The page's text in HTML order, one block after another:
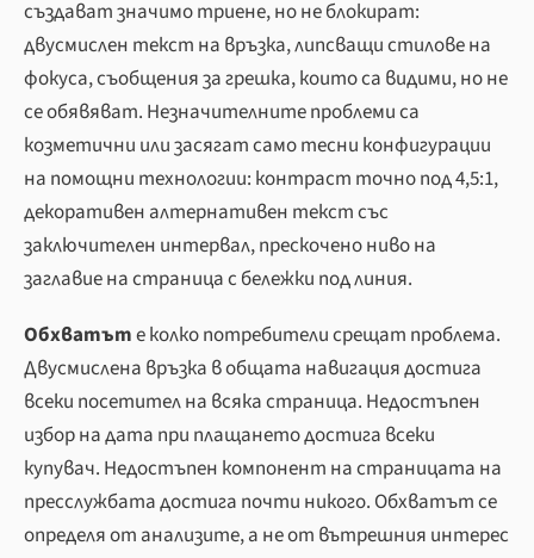
създават значимо триене, но не блокират:
двусмислен текст на връзка, липсващи стилове на
фокуса, съобщения за грешка, които са видими, но не
се обявяват. Незначителните проблеми са
козметични или засягат само тесни конфигурации
на помощни технологии: контраст точно под 4,5:1,
декоративен алтернативен текст със
заключителен интервал, прескочено ниво на
заглавие на страница с бележки под линия.
Обхватъте колко потребители срещат проблема.
Двусмислена връзка в общата навигация достига
всеки посетител на всяка страница. Недостъпен
избор на дата при плащането достига всеки
купувач. Недостъпен компонент на страницата на
пресслужбата достига почти никого. Обхватът се
определя от анализите, а не от вътрешния интерес